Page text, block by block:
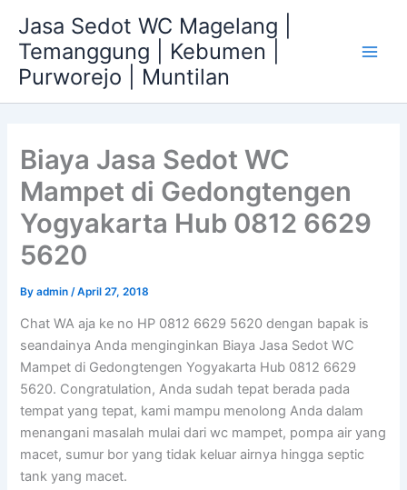
content
Jasa Sedot WC Magelang |
Temanggung | Kebumen |
Purworejo | Muntilan
Biaya Jasa Sedot WC
Mampet di Gedongtengen
Yogyakarta Hub 0812 6629
5620
Byadmin/April 27, 2018
Chat WA aja ke no HP 0812 6629 5620 dengan bapak is
seandainya Anda menginginkan Biaya Jasa Sedot WC
Mampet di Gedongtengen Yogyakarta Hub 0812 6629
5620. Congratulation, Anda sudah tepat berada pada
tempat yang tepat, kami mampu menolong Anda dalam
menangani masalah mulai dari wc mampet, pompa air yang
macet, sumur bor yang tidak keluar airnya hingga septic
tank yang macet.